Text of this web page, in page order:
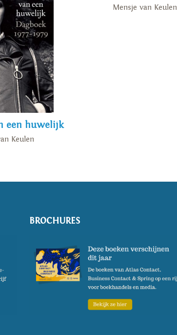
de Huygens-prijs voor een oeuvre
precisie en fijnzinnigheid
geeft er steevast een
het huwelijk centraal staat. Voor
'Het Kattentheater', een
Van Keulens romandebuut 'Bleekers
is het vierde deel van haar
een huwelijk
Keulen
Mensje van Keulen
BROCHURES